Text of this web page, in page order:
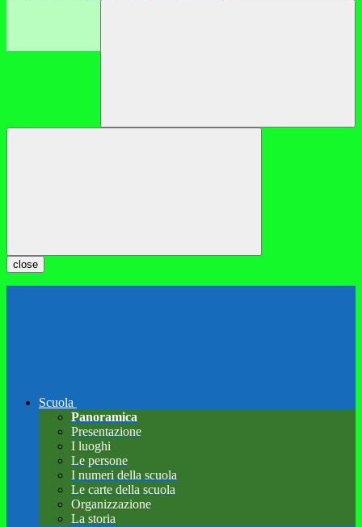
close
Scuola
Panoramica
Presentazione
I luoghi
Le persone
I numeri della scuola
Le carte della scuola
Organizzazione
La storia